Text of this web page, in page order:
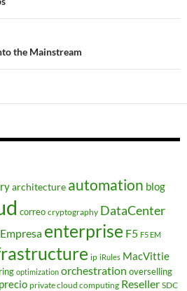
the Mainstream
architecture automation blog
correo cryptography DataCenter
Empresa enterprise F5 F5 EM
ip iRules MacVittie
optimization orchestration overselling
precio private cloud computing Reseller SDC